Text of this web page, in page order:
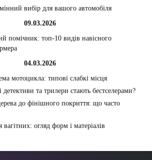
вибір для вашого автомобіля
09.03.2026
помічник: топ-10 видів навісного
04.03.2026
мотоцикла: типові слабкі місця
детективи та трилери стають бестселерами?
до фінішного покриття: що часто
огляд форм і матеріалів